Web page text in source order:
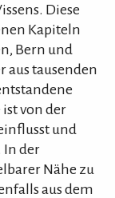
Diese
Kapiteln
Bern und
tausenden
von der
und
In der
Nähe zu
aus dem